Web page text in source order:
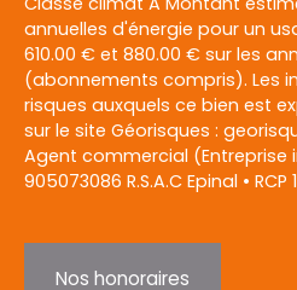
annuelles d'énergie pour un
610.00 € et 880.00 € sur les
(abonnements compris). Les
risques auxquels ce bien est
sur le site Géorisques :
Agent commercial (Entreprise
905073086 R.S.A.C Epinal • RCP
Nos honoraires